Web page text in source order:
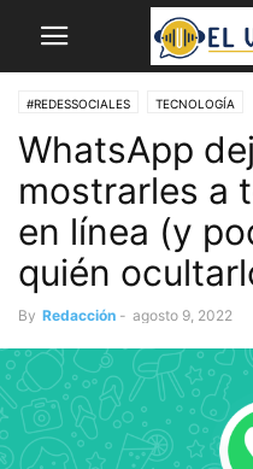
#REDESSOCIALES TECNOLOGÍA
WhatsApp
mostrarles a
en línea (y
quién
By Redacción - agosto 9, 2022